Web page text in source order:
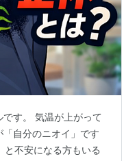
す。 気温が上がって
自分のニオイ」です
不安になる方もいる